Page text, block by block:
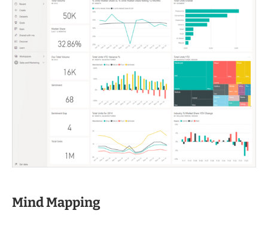
Mind Mapping